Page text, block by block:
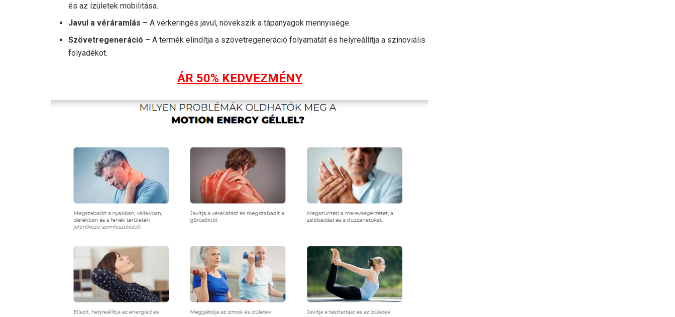
és az ízületek mobilitása.
Javul a véráramlás – A vérkeringés javul, növekszik a tápanyagok mennyisége.
Szövetregeneráció – A termék elindítja a szövetregeneráció folyamatát és helyreállítja a szinoviális
folyadékot.
ÁR 50% KEDVEZMÉNY